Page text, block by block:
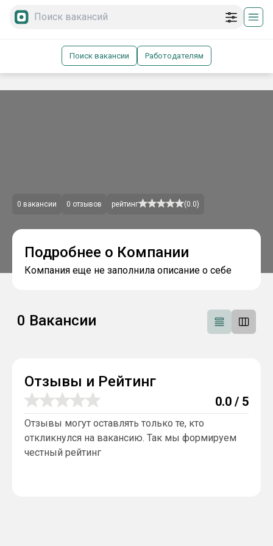
Поиск вакансии Работодателям
0 вакансии 0 отзывов рейтинг (0.0)
Подробнее о Компании
Компания еще не заполнила описание о себе
0 Вакансии
Отзывы и Рейтинг
0.0 / 5
Отзывы могут оставлять только те, кто
откликнулся на вакансию. Так мы формируем
честный рейтинг